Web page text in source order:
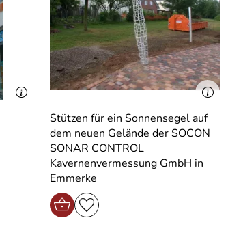
Stützen für ein Sonnensegel auf
dem neuen Gelände der SOCON
SONAR CONTROL
Kavernenvermessung GmbH in
Emmerke